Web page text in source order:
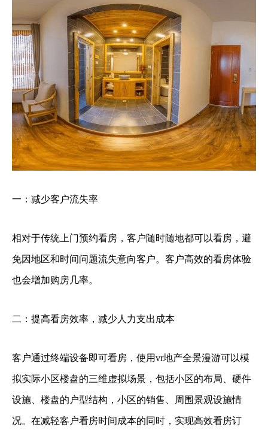
一：减少客户流失率
相对于传统上门预约看房，客户随时随地都可以看房，避
免因地区和时间问题流失意向客户。客户高效的看房体验
也会增加购房几率。
二：提高看房效率，减少人力支出成本
客户通过终端设备即可看房，使用vr地产全景漫游可以模
拟实际小区楼盘的三维虚拟场景，包括小区的布局、硬件
设施、楼盘的户型结构，小区的销售、周围景观设施情
况。在减轻客户看房时间成本的同时，实现高效看房订